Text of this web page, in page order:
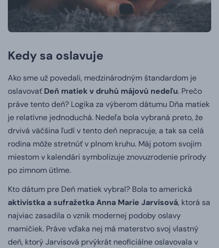
Kedy sa oslavuje
Ako sme už povedali, medzinárodným štandardom je
oslavovať Deň matiek v druhú májovú nedeľu. Prečo
práve tento deň? Logika za výberom dátumu Dňa matiek
je relatívne jednoduchá. Nedeľa bola vybraná preto, že
drvivá väčšina ľudí v tento deň nepracuje, a tak sa celá
rodina môže stretnúť v plnom kruhu. Máj potom svojim
miestom v kalendári symbolizuje znovuzrodenie prírody
po zimnom útlme.
Kto dátum pre Deň matiek vybral? Bola to americká
aktivistka a sufražetka Anna Marie Jarvisová, ktorá sa
najviac zasadila o vznik modernej podoby oslavy
mamičiek. Práve vďaka nej má materstvo svoj vlastný
deň, ktorý Jarvisová prvýkrát neoficiálne oslavovala v